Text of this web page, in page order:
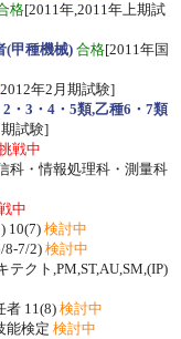
格[2011年,2011年上期試
(甲種機械) 合格[2011年国
年2月期試験]
・3・4・5類,乙種6・7類
試験]
戦中
科・情報処理科・測量科
中
10(7) 検討中
8-7/2) 検討中
クト,PM,ST,AU,SM,(IP)
者 11(8) 検討中
能検定 検討中